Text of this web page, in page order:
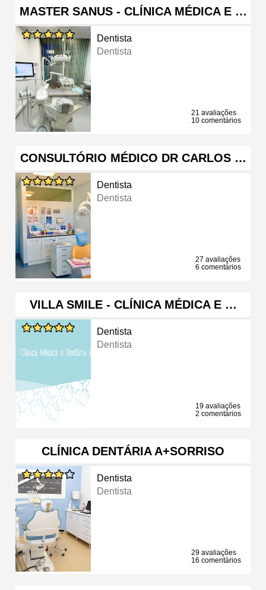
MASTER SANUS - CLÍNICA MÉDICA E …
Dentista
Dentista
21 avaliações
10 comentários
CONSULTÓRIO MÉDICO DR CARLOS …
Dentista
Dentista
27 avaliações
6 comentários
VILLA SMILE - CLÍNICA MÉDICA E …
Dentista
Dentista
19 avaliações
2 comentários
CLÍNICA DENTÁRIA A+SORRISO
Dentista
Dentista
29 avaliações
16 comentários